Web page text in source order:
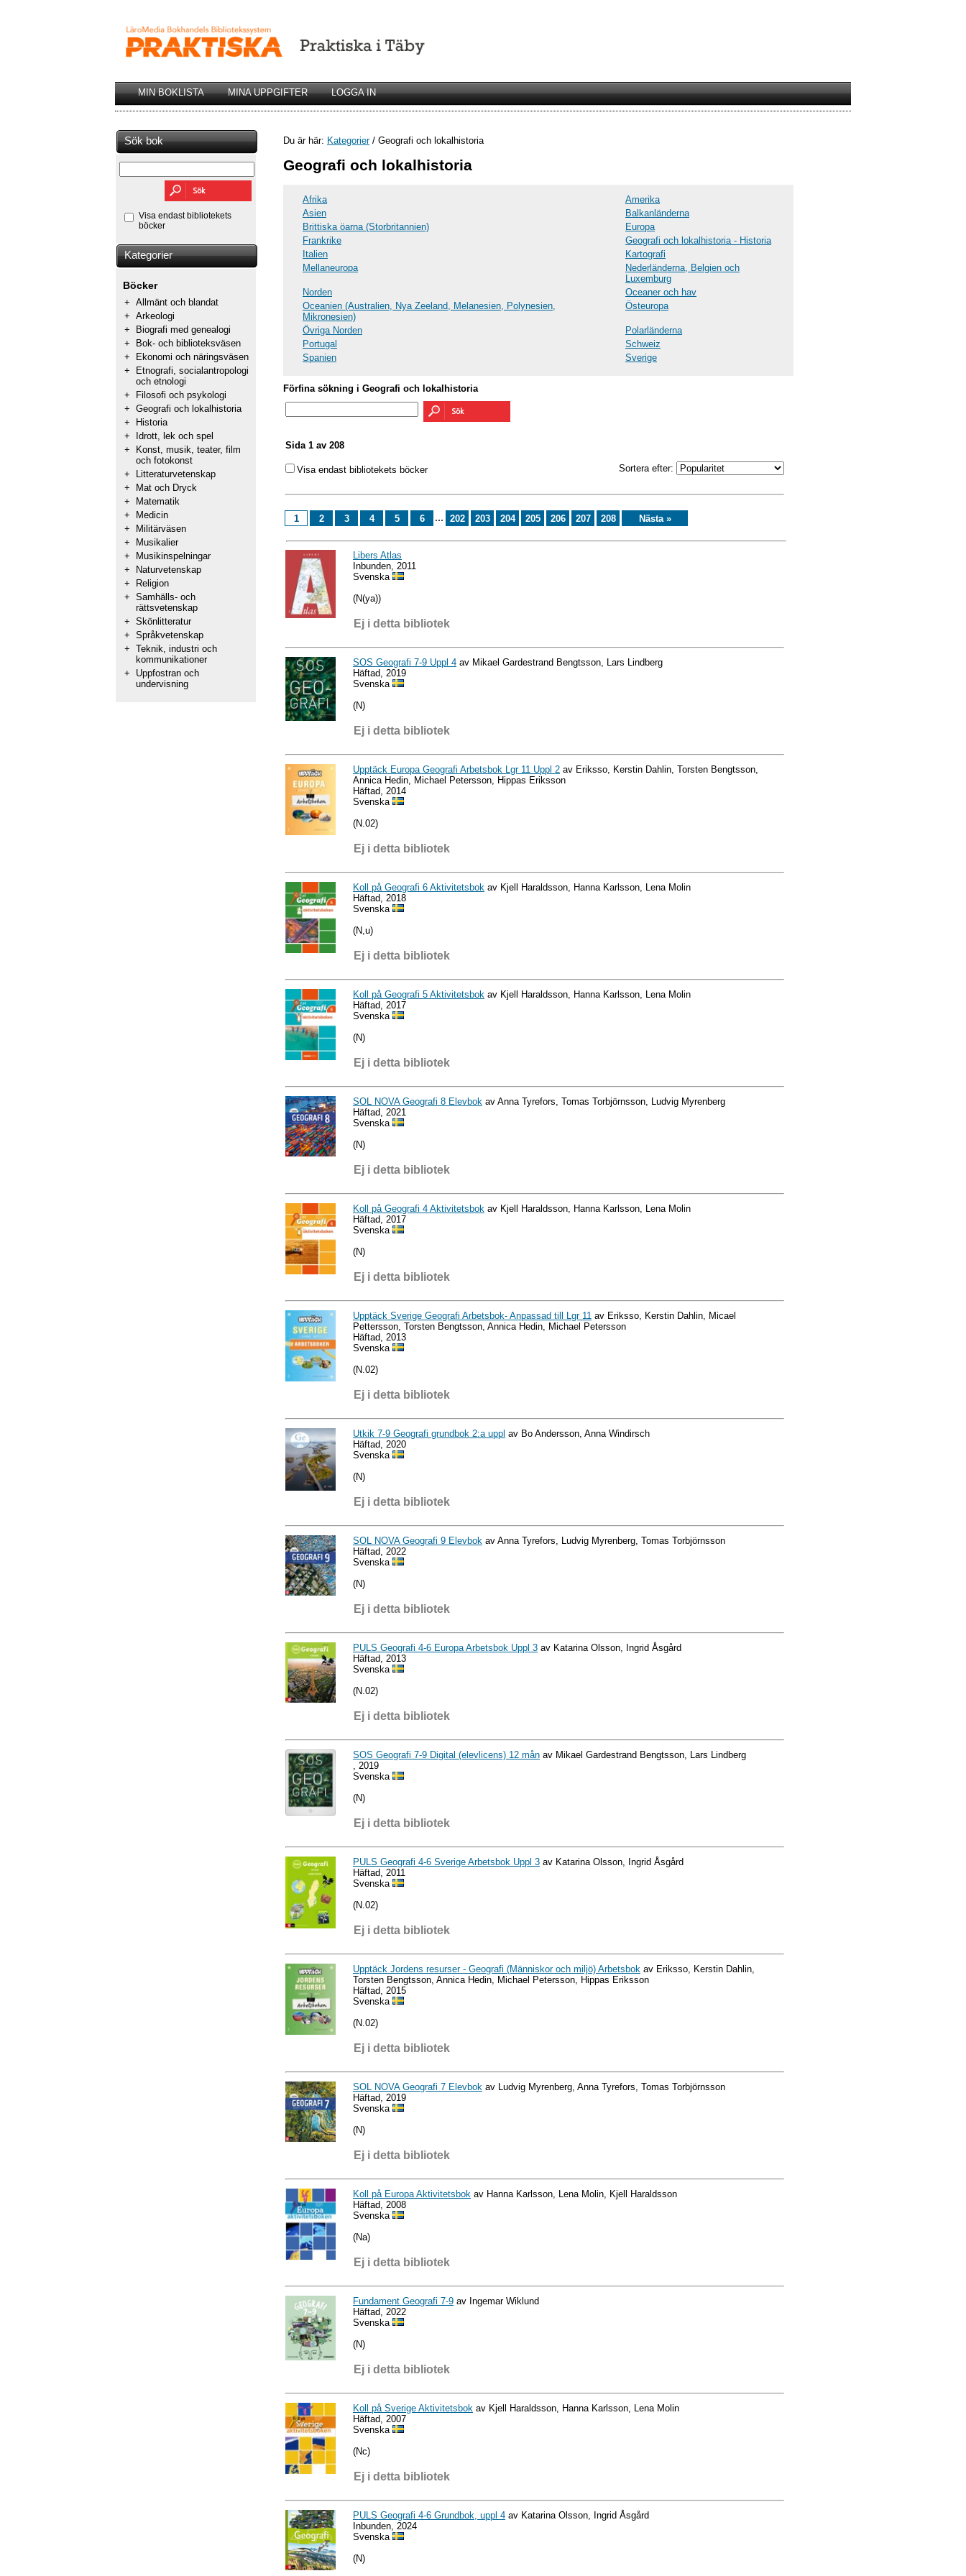
MIN BOKLISTA MINA UPPGIFTER LOGGA IN
Sök bok
Visa endast bibliotekets
böcker
Kategorier
Böcker
+ Allmänt och blandat
+ Arkeologi
+
Biografi med genealogi
+
Bok- och biblioteksväsen
+
Ekonomi och näringsväsen
+
Etnografi, socialantropologi
och etnologi
+
Filosofi och psykologi
+ Geografi och lokalhistoria
+
Historia
+
Idrott, lek och spel
+
Konst, musik, teater, film
och fotokonst
+
Litteraturvetenskap
+
Mat och Dryck
+
Matematik
+
Medicin
+
Militärväsen
+
Musikalier
+
Musikinspelningar
+
Naturvetenskap
+
Religion
+ Samhälls- och
rättsvetenskap
+ Skönlitteratur
+ Språkvetenskap
+ Teknik, industri och
kommunikationer
+
Uppfostran och
undervisning
Du är här: Kategorier/ Geografi och lokalhistoria
Geografi och lokalhistoria
Afrika
Amerika
Asien
Balkanländerna
Brittiska öarna (Storbritannien)
Europa
Frankrike
Geografi och lokalhistoria - Historia
Italien
Kartografi
Mellaneuropa
Nederländerna, Belgien och
Luxemburg
Norden
Oceaner och hav
Oceanien (Australien, Nya Zeeland, Melanesien, Polynesien,
Mikronesien)
Östeuropa
Övriga Norden
Polarländerna
Portugal
Schweiz
Spanien
Sverige
Förfina sökning i Geografi och lokalhistoria
Sida 1 av 208
Visa endast bibliotekets böcker Sortera efter:
1 2 3 4 5 6 ... 202 203 204 205 206 207 208 Nästa »
Libers Atlas
Inbunden, 2011
Svenska
(N(ya))
Ej i detta bibliotek
SOS Geografi 7-9 Uppl 4 av Mikael Gardestrand Bengtsson, Lars Lindberg
Häftad, 2019
Svenska
(N)
Ej i detta bibliotek
Upptäck Europa Geografi Arbetsbok Lgr 11 Uppl 2 av Eriksso, Kerstin Dahlin, Torsten Bengtsson,
Annica Hedin, Michael Petersson, Hippas Eriksson
Häftad, 2014
Svenska
(N.02)
Ej i detta bibliotek
Koll på Geografi 6 Aktivitetsbok av Kjell Haraldsson, Hanna Karlsson, Lena Molin
Häftad, 2018
Svenska
(N,u)
Ej i detta bibliotek
Koll på Geografi 5 Aktivitetsbok av Kjell Haraldsson, Hanna Karlsson, Lena Molin
Häftad, 2017
Svenska
(N)
Ej i detta bibliotek
SOL NOVA Geografi 8 Elevbok av Anna Tyrefors, Tomas Torbjörnsson, Ludvig Myrenberg
Häftad, 2021
Svenska
(N)
Ej i detta bibliotek
Koll på Geografi 4 Aktivitetsbok av Kjell Haraldsson, Hanna Karlsson, Lena Molin
Häftad, 2017
Svenska
(N)
Ej i detta bibliotek
Upptäck Sverige Geografi Arbetsbok- Anpassad till Lgr 11 av Eriksso, Kerstin Dahlin, Micael
Pettersson, Torsten Bengtsson, Annica Hedin, Michael Petersson
Häftad, 2013
Svenska
(N.02)
Ej i detta bibliotek
Utkik 7-9 Geografi grundbok 2:a uppl av Bo Andersson, Anna Windirsch
Häftad, 2020
Svenska
(N)
Ej i detta bibliotek
SOL NOVA Geografi 9 Elevbok av Anna Tyrefors, Ludvig Myrenberg, Tomas Torbjörnsson
Häftad, 2022
Svenska
(N)
Ej i detta bibliotek
PULS Geografi 4-6 Europa Arbetsbok Uppl 3 av Katarina Olsson, Ingrid Åsgård
Häftad, 2013
Svenska
(N.02)
Ej i detta bibliotek
SOS Geografi 7-9 Digital (elevlicens) 12 mån av Mikael Gardestrand Bengtsson, Lars Lindberg
, 2019
Svenska
(N)
Ej i detta bibliotek
PULS Geografi 4-6 Sverige Arbetsbok Uppl 3 av Katarina Olsson, Ingrid Åsgård
Häftad, 2011
Svenska
(N.02)
Ej i detta bibliotek
Upptäck Jordens resurser - Geografi (Människor och miljö) Arbetsbok av Eriksso, Kerstin Dahlin,
Torsten Bengtsson, Annica Hedin, Michael Petersson, Hippas Eriksson
Häftad, 2015
Svenska
(N.02)
Ej i detta bibliotek
SOL NOVA Geografi 7 Elevbok av Ludvig Myrenberg, Anna Tyrefors, Tomas Torbjörnsson
Häftad, 2019
Svenska
(N)
Ej i detta bibliotek
Koll på Europa Aktivitetsbok av Hanna Karlsson, Lena Molin, Kjell Haraldsson
Häftad, 2008
Svenska
(Na)
Ej i detta bibliotek
Fundament Geografi 7-9 av Ingemar Wiklund
Häftad, 2022
Svenska
(N)
Ej i detta bibliotek
Koll på Sverige Aktivitetsbok av Kjell Haraldsson, Hanna Karlsson, Lena Molin
Häftad, 2007
Svenska
(Nc)
Ej i detta bibliotek
PULS Geografi 4-6 Grundbok, uppl 4 av Katarina Olsson, Ingrid Åsgård
Inbunden, 2024
Svenska
(N)